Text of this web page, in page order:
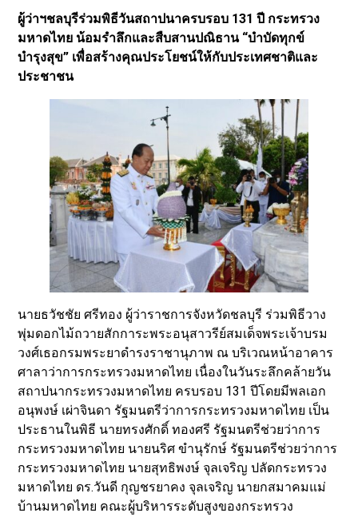
ผู้ว่าฯชลบุรีร่วมพิธีวันสถาปนาครบรอบ 131 ปี กระทรวง
มหาดไทย น้อมรำลึกและสืบสานปณิธาน “บำบัดทุกข์
บำรุงสุข” เพื่อสร้างคุณประโยชน์ให้กับประเทศชาติและ
ประชาชน
นายธวัชชัย ศรีทอง ผู้ว่าราชการจังหวัดชลบุรี ร่วมพิธีวาง
พุ่มดอกไม้ถวายสักการะพระอนุสาวรีย์สมเด็จพระเจ้าบรม
วงศ์เธอกรมพระยาดำรงราชานุภาพ ณ บริเวณหน้าอาคาร
ศาลาว่าการกระทรวงมหาดไทย เนื่องในวันระลึกคล้ายวัน
สถาปนากระทรวงมหาดไทย ครบรอบ 131 ปีโดยมีพลเอก
อนุพงษ์ เผ่าจินดา รัฐมนตรีว่าการกระทรวงมหาดไทย เป็น
ประธานในพิธี นายทรงศักดิ์ ทองศรี รัฐมนตรีช่วยว่าการ
กระทรวงมหาดไทย นายนริศ ขำนุรักษ์ รัฐมนตรีช่วยว่าการ
กระทรวงมหาดไทย นายสุทธิพงษ์ จุลเจริญ ปลัดกระทรวง
มหาดไทย ดร.วันดี กุญชรยาคง จุลเจริญ นายกสมาคมแม่
บ้านมหาดไทย คณะผู้บริหารระดับสูงของกระทรวง